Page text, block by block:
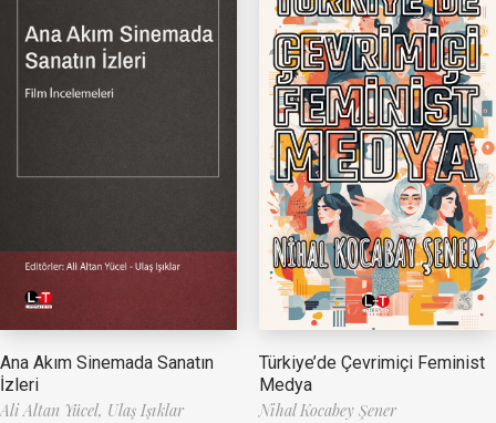
Ana Akım Sinemada Sanatın
İzleri
Ali Altan Yücel, Ulaş Işıklar
Türkiye’de Çevrimiçi Feminist
Medya
Nihal Kocabey Şener